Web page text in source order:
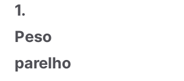
1.
Peso
parelho